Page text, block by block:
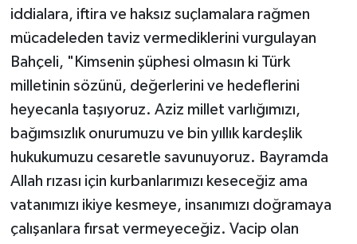
iddialara, iftira ve haksız suçlamalara rağmen
mücadeleden taviz vermediklerini vurgulayan
Bahçeli, "Kimsenin şüphesi olmasın ki Türk
milletinin sözünü, değerlerini ve hedeflerini
heyecanla taşıyoruz. Aziz millet varlığımızı,
bağımsızlık onurumuzu ve bin yıllık kardeşlik
hukukumuzu cesaretle savunuyoruz. Bayramda
Allah rızası için kurbanlarımızı keseceğiz ama
vatanımızı ikiye kesmeye, insanımızı doğramaya
çalışanlara fırsat vermeyeceğiz. Vacip olan